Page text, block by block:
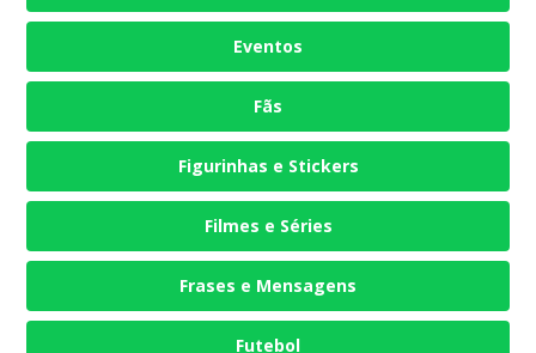
Eventos
Fãs
Figurinhas e Stickers
Filmes e Séries
Frases e Mensagens
Futebol